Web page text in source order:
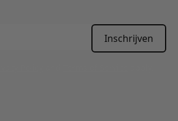
Inschrijven